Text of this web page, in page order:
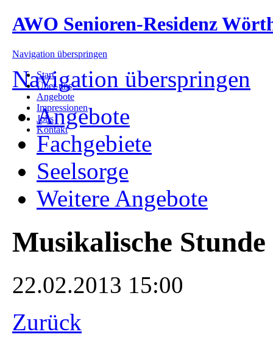
AWO Senioren-Residenz
Navigation überspringen
Start
Über uns
Angebote
Impressionen
Jobs
Kontakt
Navigation überspringen
Angebote
Fachgebiete
Seelsorge
Weitere Angebote
Musikalische
22.02.2013 15:00
Zurück